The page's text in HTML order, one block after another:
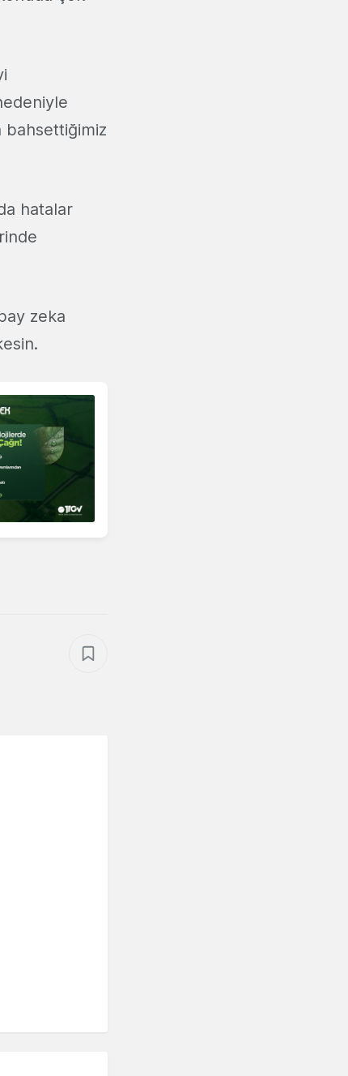
bahsettiğimiz
hatalar
zeka